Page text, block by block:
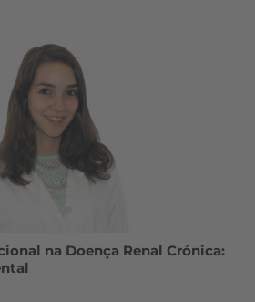
na Doença Renal Crónica: